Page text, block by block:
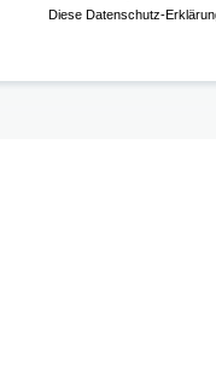
Diese Datenschutz-